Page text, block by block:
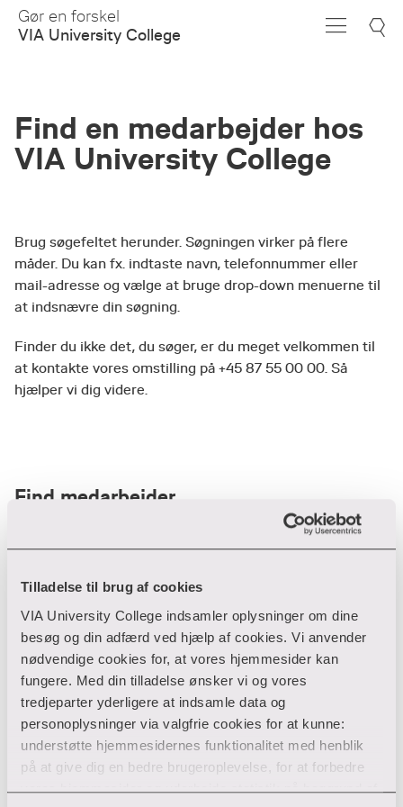
Tilladelse til brug af cookies
VIA University College indsamler oplysninger om dine
besøg og din adfærd ved hjælp af cookies. Vi anvender
nødvendige cookies for, at vores hjemmesider kan
fungere. Med din tilladelse ønsker vi og vores
tredjeparter yderligere at indsamle data og
personoplysninger via valgfrie cookies for at kunne:
understøtte hjemmesidernes funktionalitet med henblik
på at give dig en bedre brugeroplevelse, for at forbedre
vores hjemmesider og udarbejde statistik på baggrund af
Skip
Main
Gør en forskel
VIA University College
Find en medarbejder hos
VIA University College
Brug søgefeltet herunder. Søgningen virker på flere
måder. Du kan fx. indtaste navn, telefonnummer eller
mail-adresse og vælge at bruge drop-down menuerne til
at indsnævre din søgning.
Finder du ikke det, du søger, er du meget velkommen til
at kontakte vores omstilling på +45 87 55 00 00. Så
hjælper vi dig videre.
Find medarbejder
Filter
Ryd filtre
Din søgning gav desværre ikke noget resultat
Giv ikke op endnu!